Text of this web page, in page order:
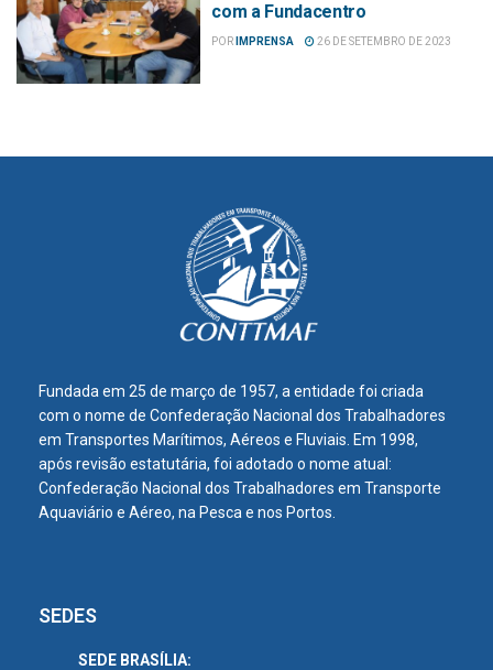
com a Fundacentro
POR IMPRENSA 26 DE SETEMBRO DE 2023
Fundada em 25 de março de 1957, a entidade foi criada
com o nome de Confederação Nacional dos Trabalhadores
em Transportes Marítimos, Aéreos e Fluviais. Em 1998,
após revisão estatutária, foi adotado o nome atual:
Confederação Nacional dos Trabalhadores em Transporte
Aquaviário e Aéreo, na Pesca e nos Portos.
SEDES
SEDE BRASÍLIA: